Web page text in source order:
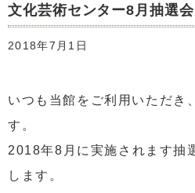
文化芸術センター8月抽選
2018年7月1日
いつも当館をご利用いただき
す。
2018年8月に実施されます抽
します。